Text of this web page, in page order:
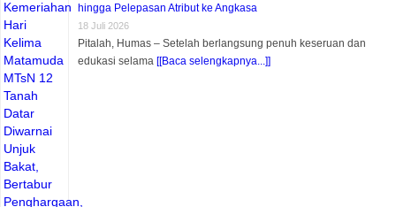
hingga Pelepasan Atribut ke Angkasa
18 Juli 2026
Pitalah, Humas – Setelah berlangsung penuh keseruan dan
edukasi selama [[Baca selengkapnya...]]